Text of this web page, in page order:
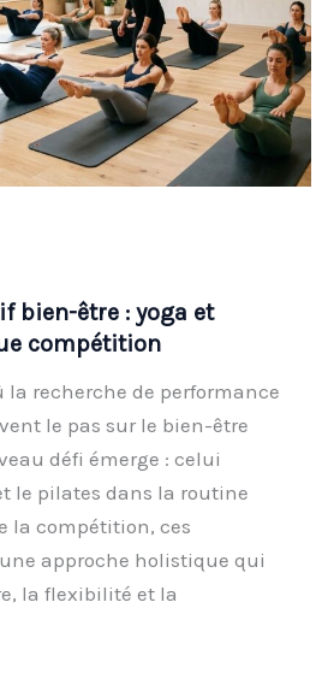
bien-être : yoga et
compétition
la recherche de performance
le pas sur le bien-être
défi émerge : celui
le pilates dans la routine
la compétition, ces
approche holistique qui
la flexibilité et la